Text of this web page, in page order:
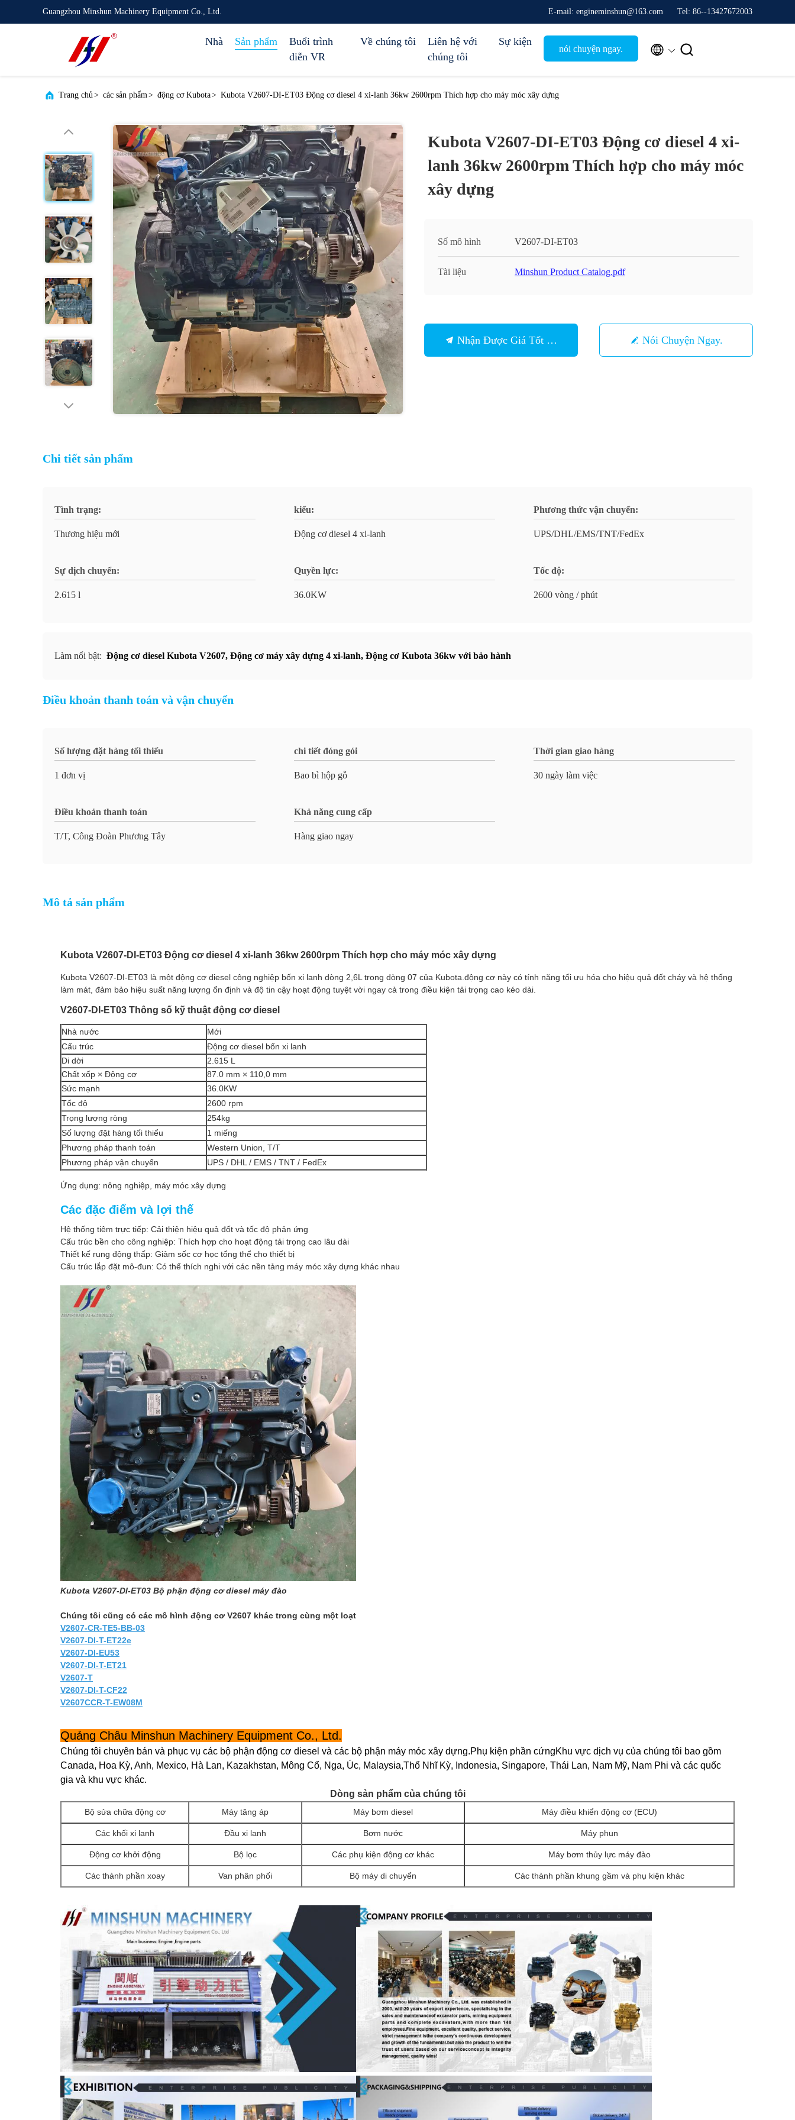
Guangzhou Minshun Machinery Equipment Co., Ltd. E-mail: engineminshun@163.com Tel: 86--13427672003
Nhà Sản phẩm
Buổi trình
diễn VR
Về chúng tôi
Liên hệ với
chúng tôi
Sự kiện
nói chuyện ngay.  
Trang chủ> các sản phẩm> động cơ Kubota> Kubota V2607-DI-ET03 Động cơ diesel 4 xi-lanh 36kw 2600rpm Thích hợp cho máy móc xây dựng
Kubota V2607-DI-ET03 Động cơ diesel 4 xi-
lanh 36kw 2600rpm Thích hợp cho máy móc
xây dựng
Số mô hình V2607-DI-ET03
Tài liệu Minshun Product Catalog.pdf
Nhận Được Giá Tốt Nhất Nói Chuyện Ngay.
Chi tiết sản phẩm
Tình trạng:
Thương hiệu mới
kiểu:
Động cơ diesel 4 xi-lanh
Phương thức vận chuyển:
UPS/DHL/EMS/TNT/FedEx
Sự dịch chuyển:
2.615 l
Quyền lực:
36.0KW
Tốc độ:
2600 vòng / phút
Làm nổi bật: Động cơ diesel Kubota V2607, Động cơ máy xây dựng 4 xi-lanh, Động cơ Kubota 36kw với bảo hành
Điều khoản thanh toán và vận chuyển
Số lượng đặt hàng tối thiểu
1 đơn vị
chi tiết đóng gói
Bao bì hộp gỗ
Thời gian giao hàng
30 ngày làm việc
Điều khoản thanh toán
T/T, Công Đoàn Phương Tây
Khả năng cung cấp
Hàng giao ngay
Mô tả sản phẩm
Kubota V2607-DI-ET03 Động cơ diesel 4 xi-lanh 36kw 2600rpm Thích hợp cho máy móc xây dựng
Kubota V2607-DI-ET03 là một động cơ diesel công nghiệp bốn xi lanh dòng 2,6L trong dòng 07 của Kubota.động cơ này có tính năng tối ưu hóa cho hiệu quả đốt cháy và hệ thống
làm mát, đảm bảo hiệu suất năng lượng ổn định và độ tin cậy hoạt động tuyệt vời ngay cả trong điều kiện tải trọng cao kéo dài.
V2607-DI-ET03 Thông số kỹ thuật động cơ diesel
Nhà nước
Mới
Cấu trúc
Động cơ diesel bốn xi lanh
Di dời
2.615 L
Chất xốp × Động cơ
87.0 mm × 110,0 mm
Sức mạnh
36.0KW
Tốc độ
2600 rpm
Trọng lượng ròng
254kg
Số lượng đặt hàng tối thiểu
1 miếng
Phương pháp thanh toán
Western Union, T/T
Phương pháp vận chuyển
UPS / DHL / EMS / TNT / FedEx
Ứng dụng: nông nghiệp, máy móc xây dựng
Các đặc điểm và lợi thế
Hệ thống tiêm trực tiếp: Cải thiện hiệu quả đốt và tốc độ phản ứng
Cấu trúc bền cho công nghiệp: Thích hợp cho hoạt động tải trọng cao lâu dài
Thiết kế rung động thấp: Giảm sốc cơ học tổng thể cho thiết bị
Cấu trúc lắp đặt mô-đun: Có thể thích nghi với các nền tảng máy móc xây dựng khác nhau
Kubota V2607-DI-ET03 Bộ phận động cơ diesel máy đào
Chúng tôi cũng có các mô hình động cơ V2607 khác trong cùng một loạt
V2607-CR-TE5-BB-03
V2607-DI-T-ET22e
V2607-DI-EU53
V2607-DI-T-ET21
V2607-T
V2607-DI-T-CF22
V2607CCR-T-EW08M
Quảng Châu Minshun Machinery Equipment Co., Ltd.
Chúng tôi chuyên bán và phục vụ các bộ phận động cơ diesel và các bộ phận máy móc xây dựng.Phụ kiện phần cứngKhu vực dịch vụ của chúng tôi bao gồm
Canada, Hoa Kỳ, Anh, Mexico, Hà Lan, Kazakhstan, Mông Cổ, Nga, Úc, Malaysia,Thổ Nhĩ Kỳ, Indonesia, Singapore, Thái Lan, Nam Mỹ, Nam Phi và các quốc
gia và khu vực khác.
Dòng sản phẩm của chúng tôi
Bộ sửa chữa động cơ Máy tăng áp Máy bơm diesel Máy điều khiển động cơ (ECU)
Các khối xi lanh Đầu xi lanh Bơm nước Máy phun
Động cơ khởi động Bộ lọc Các phụ kiện động cơ khác Máy bơm thủy lực máy đào
Các thành phần xoay Van phân phối Bộ máy di chuyển Các thành phần khung gầm và phụ kiện khác